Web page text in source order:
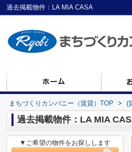
過去掲載物件：LA MIA CASA
まちづくりカンパニー（賃貸）TOP > (
過去掲載物件：LA MIA
▼ご希望の物件をお探しします